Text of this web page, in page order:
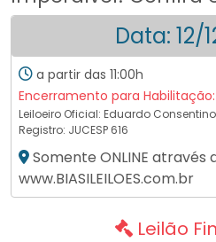
Data: 12/
a partir das 11:00h
Encerramento para Habilitação:
Leiloeiro Oficial: Eduardo Consentino
Registro: JUCESP 616
Somente ONLINE através
www.BIASILEILOES.com.br
Leilão